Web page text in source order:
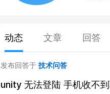
动态 文章 回答
发布回答于 技术问答
unity 无法登陆 手机收不